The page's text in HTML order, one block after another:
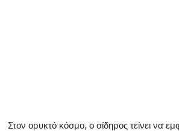
Στον ορυκτό κόσμο, ο σίδηρος τείνει να